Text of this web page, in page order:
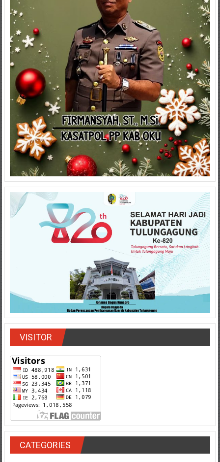
VISITOR
CATEGORIES